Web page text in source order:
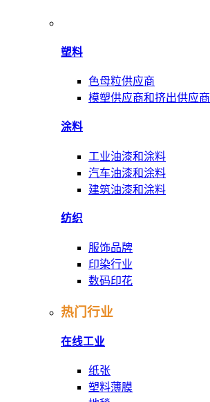
塑料
色母粒供应商
模塑供应商和挤出供应商
涂料
工业油漆和涂料
汽车油漆和涂料
建筑油漆和涂料
纺织
服饰品牌
印染行业
数码印花
热门行业
在线工业
纸张
塑料薄膜